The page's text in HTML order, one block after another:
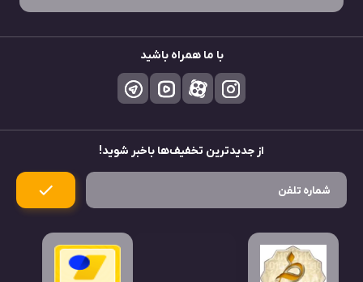
با ما همراه باشید
از جدید‌ترین تخفیف‌ها باخبر شوید!